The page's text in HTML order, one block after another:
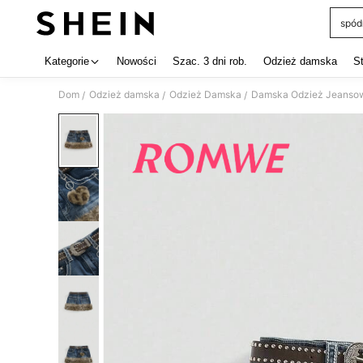
Kategorie Nowości Szac. 3 dni rob. Odzież damska
Dom / Odzież damska / Odzież Damska / Damska Odzież